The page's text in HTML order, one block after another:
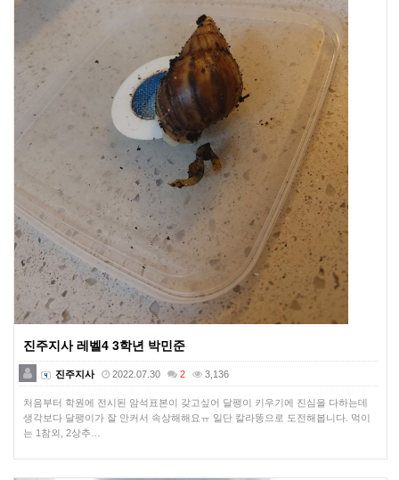
진주지사 레벨4 3학년 박민준
진주지사 2022.07.30 2 3,136
처음부터 학원에 전시된 암석표본이 갖고싶어 달팽이 키우기에 진심을 다하는데
생각보다 달팽이가 잘 안커서 속상해해요ㅠ 일단 칼라똥으로 도전해봅니다. 먹이
는 1참외, 2상추…